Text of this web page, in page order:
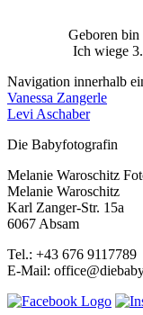
Geboren
Ich wiege
Navigation innerhalb
Vanessa Zangerle
Levi Aschaber
Die Babyfotografin
Melanie Waroschitz
Melanie Waroschitz
Karl Zanger-Str. 15a
6067 Absam
Tel.: +43 676 9117789
E-Mail: